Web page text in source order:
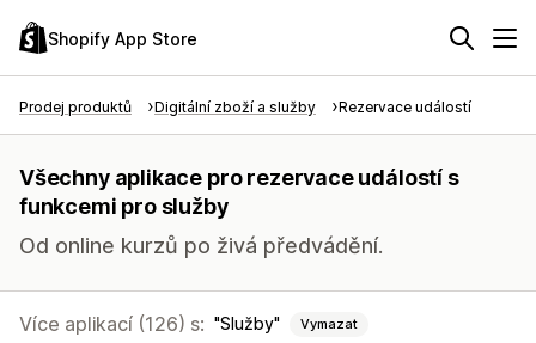
Shopify App Store
Prodej produktů Digitální zboží a služby Rezervace událostí
Všechny aplikace pro rezervace událostí s
funkcemi pro služby
Od online kurzů po živá předvádění.
Více aplikací (126) s: Služby Vymazat